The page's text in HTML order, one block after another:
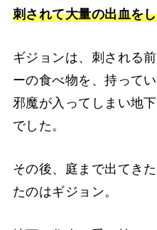
刺されて大量の出血を
ギジョンは、刺される
ーの食べ物を、持って
邪魔が入ってしまい地
でした。
その後、庭まで出てき
たのはギジョン。